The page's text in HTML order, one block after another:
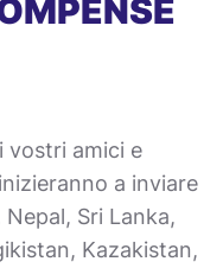
vostri amici e
a inviare
Sri Lanka,
Kazakistan,